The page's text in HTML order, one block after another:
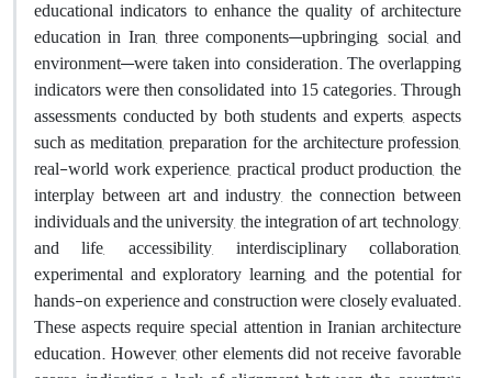
educational indicators to enhance the quality of architecture
education in Iran, three components—upbringing, social, and
environment—were taken into consideration. The overlapping
indicators were then consolidated into 15 categories. Through
assessments conducted by both students and experts, aspects
such as meditation, preparation for the architecture profession,
real-world work experience, practical product production, the
interplay between art and industry, the connection between
individuals and the university, the integration of art, technology,
and life, accessibility, interdisciplinary collaboration,
experimental and exploratory learning, and the potential for
hands-on experience and construction were closely evaluated.
These aspects require special attention in Iranian architecture
education. However, other elements did not receive favorable